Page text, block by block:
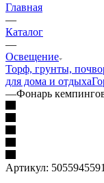
Главная
—
Каталог
—
Освещение
Торф, грунты,
для дома и отдыха
—Фонарь
Артикул: